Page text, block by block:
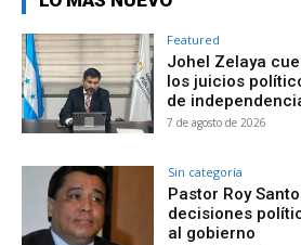
Featured
Johel Zelaya
los juicios
de
7 de agosto de 2026
Sin categoría
Pastor Roy
decisiones
al gobierno